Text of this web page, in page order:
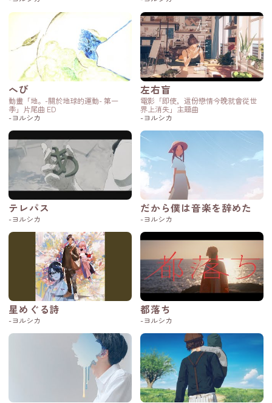
へび
動畫「地。-關於地球的運動- 第一
季」片尾曲 ED
-ヨルシカ
左右盲
電影「即使，這份戀情今晚就會從世
界上消失」主題曲
-ヨルシカ
テレパス
-ヨルシカ
だから僕は音楽を辞めた
-ヨルシカ
星めぐる詩
-ヨルシカ
都落ち
-ヨルシカ